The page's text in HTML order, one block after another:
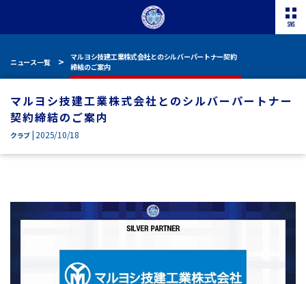
ニュース一覧
マルヨシ技建工業株式会社とのシルバーパートナー契約
締結のご案内
マルヨシ技建工業株式会社とのシルバーパートナー
契約締結のご案内
クラブ | 2025/10/18